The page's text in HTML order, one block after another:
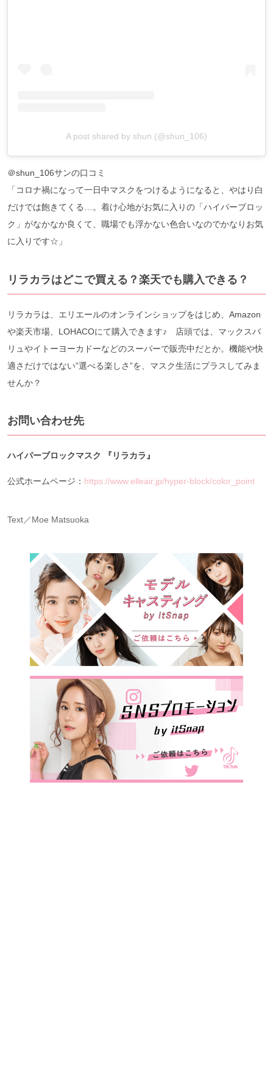
A post shared by shun (@shun_106)
＠shun_106サンの口コミ
「コロナ禍になって一日中マスクをつけるようになると、やはり白
だけでは飽きてくる…。着け心地がお気に入りの「ハイパーブロッ
ク」がなかなか良くて、職場でも浮かない色合いなのでかなりお気
に入りです☆」
リラカラはどこで買える？楽天でも購入できる？
リラカラは、エリエールのオンラインショップをはじめ、Amazon
や楽天市場、LOHACOにて購入できます♪ 店頭では、マックスバ
リュやイトーヨーカドーなどのスーパーで販売中だとか。機能や快
適さだけではない”選べる楽しさ”を、マスク生活にプラスしてみま
せんか？
お問い合わせ先
ハイパーブロックマスク 『リラカラ』
公式ホームページ： https://www.elleair.jp/hyper-block/color_point
Text／Moe Matsuoka